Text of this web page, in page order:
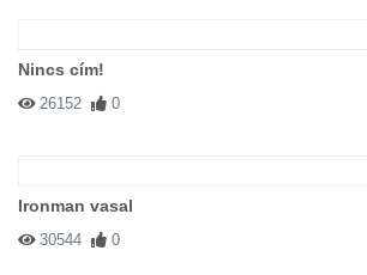
Nincs cím!
26152 0
Ironman vasal
30544 0